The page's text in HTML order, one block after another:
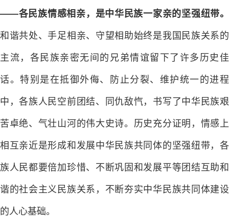
——各民族情感相亲，是中华民族一家亲的坚强纽带。
和谐共处、手足相亲、守望相助始终是我国民族关系的
主流，各民族亲密无间的兄弟情谊留下了许多历史佳
话。特别是在抵御外侮、防止分裂、维护统一的进程
中，各族人民空前团结、同仇敌忾，书写了中华民族艰
苦卓绝、气壮山河的伟大史诗。历史充分证明，情感上
相互亲近是形成和发展中华民族共同体的坚强纽带，各
族人民都要倍加珍惜、不断巩固和发展平等团结互助和
谐的社会主义民族关系，不断夯实中华民族共同体建设
的人心基础。